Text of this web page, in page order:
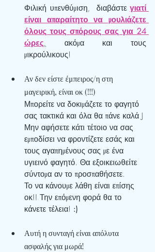
Φιλική υπενθύμιση,  διαβάστε γιατί
είναι απαραίτητο να μουλιάζετε
όλους τους σπόρους σας για 24
ώρες, ακόμα και τους
μικρούλικους!
Αν δεν είστε έμπειρος/η στη
μαγειρική, είναι οκ (!!!)
Μπορείτε να δοκιμάζετε το φαγητό
σας τακτικά και όλα θα πάνε καλά J
Μην αφήσετε κάτι τέτοιο να σας
εμποδίσει να φροντίζετε εσάς και
τους αγαπημένους σας με ένα
υγιεινό φαγητό. Θα εξοικειωθείτε
σύντομα αν το προσπαθήσετε.
Το να κάνουμε λάθη είναι επίσης
οκ!! Την επόμενη φορά θα το
κάνετε τέλεια! :)
Αυτή η συνταγή είναι απόλυτα
ασφαλής για μωρά!